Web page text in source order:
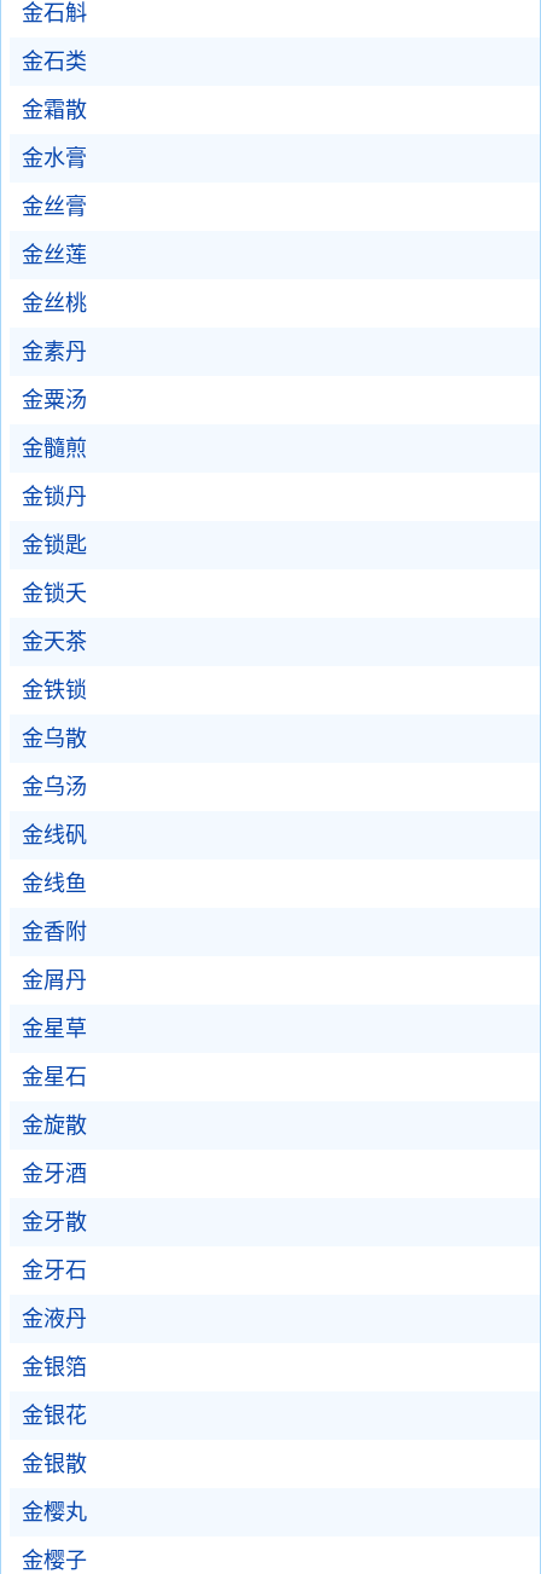
金石斛
金石类
金霜散
金水膏
金丝膏
金丝莲
金丝桃
金素丹
金粟汤
金髓煎
金锁丹
金锁匙
金锁夭
金天茶
金铁锁
金乌散
金乌汤
金线矾
金线鱼
金香附
金屑丹
金星草
金星石
金旋散
金牙酒
金牙散
金牙石
金液丹
金银箔
金银花
金银散
金樱丸
金樱子